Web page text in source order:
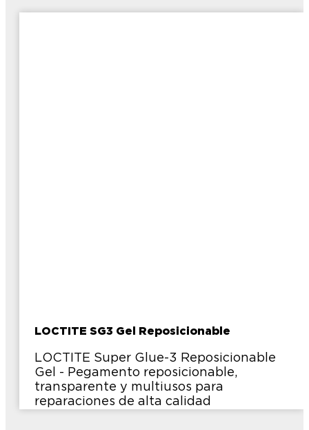
LOCTITE SG3 Gel Reposicionable
LOCTITE Super Glue-3 Reposicionable
Gel - Pegamento reposicionable,
transparente y multiusos para
reparaciones de alta calidad